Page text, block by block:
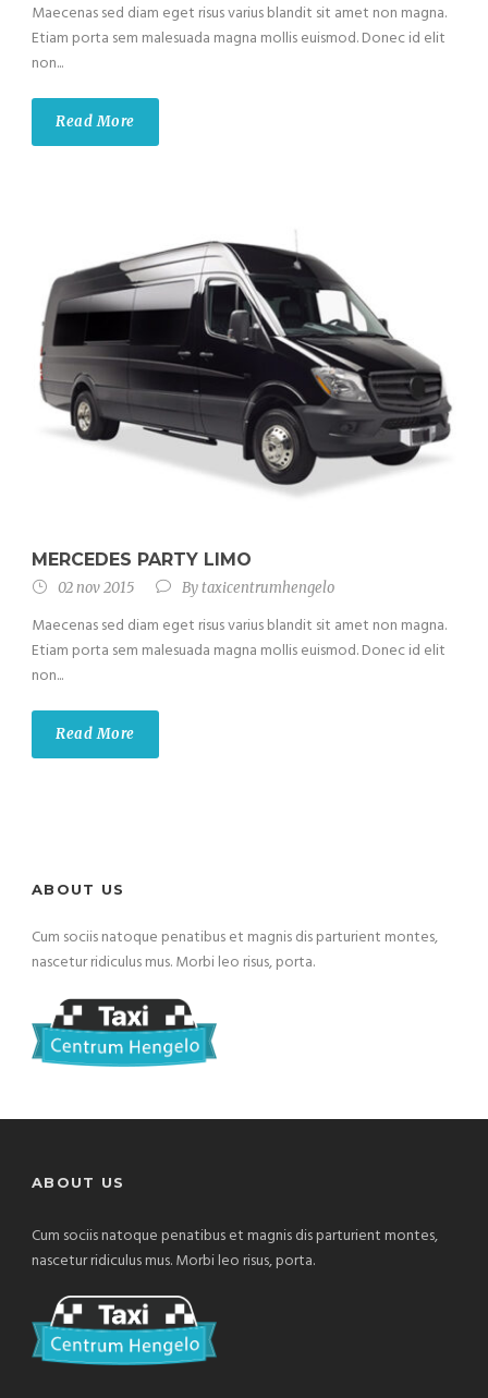
Maecenas sed diam eget risus varius blandit sit amet non magna.
Etiam porta sem malesuada magna mollis euismod. Donec id elit
non...
Read More
MERCEDES PARTY LIMO
02 nov 2015 Bytaxicentrumhengelo
Maecenas sed diam eget risus varius blandit sit amet non magna.
Etiam porta sem malesuada magna mollis euismod. Donec id elit
non...
Read More
ABOUT US
Cum sociis natoque penatibus et magnis dis parturient montes,
nascetur ridiculus mus. Morbi leo risus, porta.
ABOUT US
Cum sociis natoque penatibus et magnis dis parturient montes,
nascetur ridiculus mus. Morbi leo risus, porta.